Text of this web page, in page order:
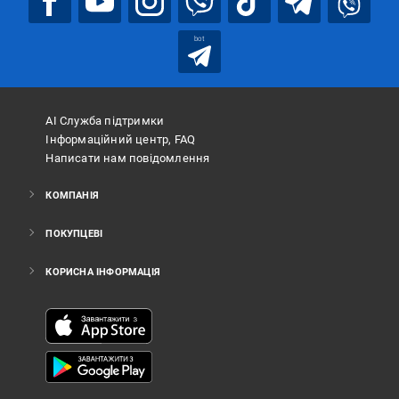
bot
АІ Служба підтримки
Інформаційний центр, FAQ
Написати нам повідомлення
КОМПАНІЯ
ПОКУПЦЕВІ
КОРИСНА ІНФОРМАЦІЯ